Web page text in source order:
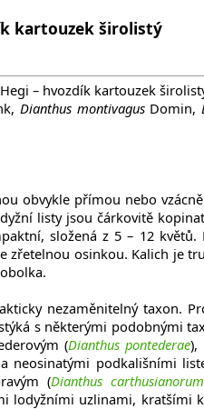
kartouzek širolistý
– hvozdík kartouzek
Dianthus montivagusDomin,
obvykle přímou nebo
listy jsou čárkovitě
složená z 5 – 12 květů.
zřetelnou osinkou. Kalich je
nezaměnitelný taxon.
s některými podobnými
(Dianthus pontederae),
neosinatými podkališními
(Dianthus carthusianorum
lodyžními uzlinami, kratšími